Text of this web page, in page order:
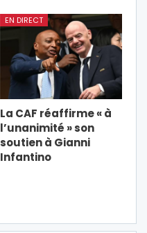
EN DIRECT
La CAF réaffirme « à
l’unanimité » son
soutien à Gianni
Infantino